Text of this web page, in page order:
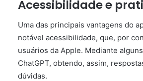
Acessibilidade e
Uma das principais vantagens do
notável acessibilidade, que, por
usuários da Apple. Mediante
ChatGPT, obtendo, assim,
dúvidas.